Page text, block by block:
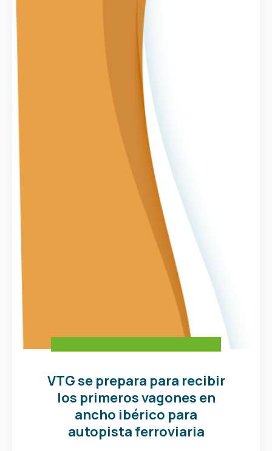
VTG se prepara para recibir
los primeros vagones en
ancho ibérico para
autopista ferroviaria